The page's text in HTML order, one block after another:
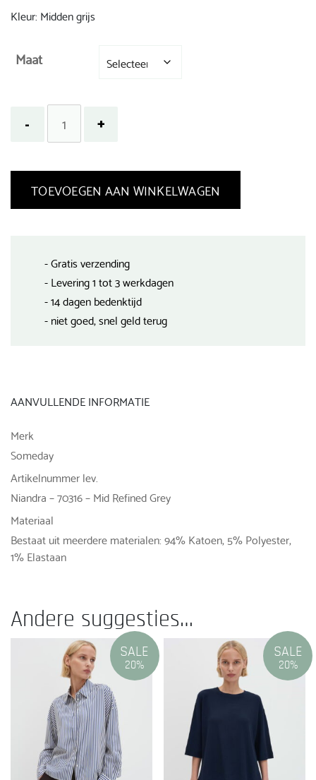
Kleur: Midden grijs
Maat
TOEVOEGEN AAN WINKELWAGEN
- Gratis verzending
- Levering 1 tot 3 werkdagen
- 14 dagen bedenktijd
- niet goed, snel geld terug
AANVULLENDE INFORMATIE
Merk
Someday
Artikelnummer lev.
Niandra – 70316 – Mid Refined Grey
Materiaal
Bestaat uit meerdere materialen: 94% Katoen, 5% Polyester,
1% Elastaan
Andere suggesties…
SALE
20%
SALE
20%